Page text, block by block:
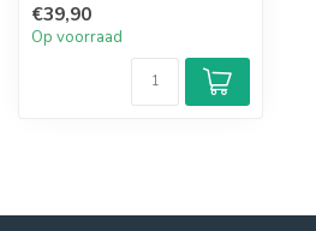
ont...
€39,90
Op voorraad